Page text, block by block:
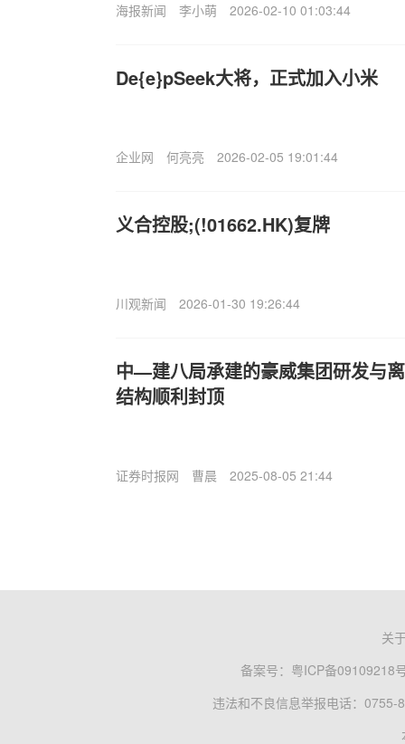
海报新闻 李小萌 2026-02-10 01:03:44
De{e}pSeek大将，正式加入小米
企业网 何亮亮 2026-02-05 19:01:44
义合控股;(!01662.HK)复牌
川观新闻 2026-01-30 19:26:44
中—建八局承建的豪威集团研发与
结构顺利封顶
证券时报网 曹晨 2025-08-05 21:44
关
备案号： 粤ICP备09109218
违法和不良信息举报电话：0755-